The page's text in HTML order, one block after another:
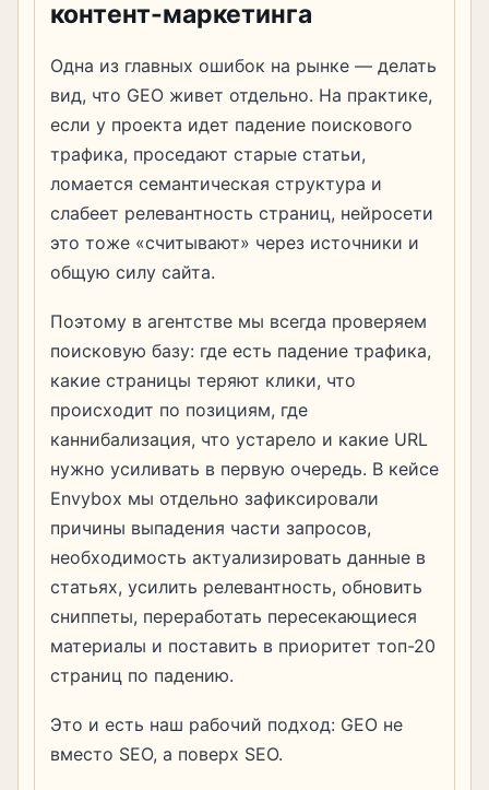
контент-маркетинга
Одна из главных ошибок на рынке — делать
вид, что GEO живет отдельно. На практике,
если у проекта идет падение поискового
трафика, проседают старые статьи,
ломается семантическая структура и
слабеет релевантность страниц, нейросети
это тоже «считывают» через источники и
общую силу сайта.
Поэтому в агентстве мы всегда проверяем
поисковую базу: где есть падение трафика,
какие страницы теряют клики, что
происходит по позициям, где
каннибализация, что устарело и какие URL
нужно усиливать в первую очередь. В кейсе
Envybox мы отдельно зафиксировали
причины выпадения части запросов,
необходимость актуализировать данные в
статьях, усилить релевантность, обновить
сниппеты, переработать пересекающиеся
материалы и поставить в приоритет топ-20
страниц по падению.
Это и есть наш рабочий подход: GEO не
вместо SEO, а поверх SEO.